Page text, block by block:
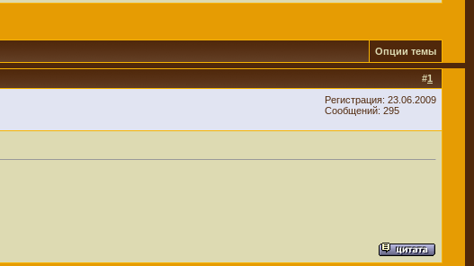
Опции темы
#1
Регистрация: 23.06.2009
Сообщений: 295